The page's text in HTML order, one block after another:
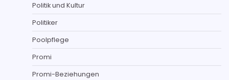
Politik und Kultur
Politiker
Poolpflege
Promi
Promi-Beziehungen